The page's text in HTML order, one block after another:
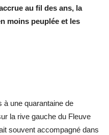
au fil des ans, la
moins peuplée et les
à une quarantaine de
la rive gauche du Fleuve
souvent accompagné dans